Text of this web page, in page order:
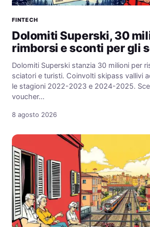
FINTECH
Dolomiti Superski, 30
rimborsi e sconti per gli
Dolomiti Superski stanzia 30 milioni per
sciatori e turisti. Coinvolti skipass vallivi
le stagioni 2022-2023 e 2024-2025.
voucher…
8 agosto 2026